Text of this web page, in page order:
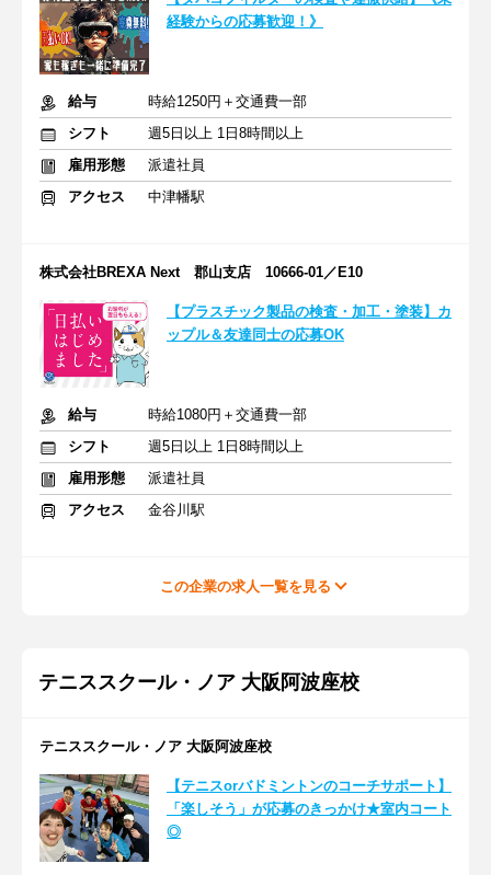
経験からの応募歓迎！》
給与
時給1250円＋交通費一部
シフト
週5日以上 1日8時間以上
雇用形態
派遣社員
アクセス
中津幡駅
株式会社BREXA Next 郡山支店 10666-01／E10
【プラスチック製品の検査・加工・塗装】カ
ップル＆友達同士の応募OK
給与
時給1080円＋交通費一部
シフト
週5日以上 1日8時間以上
雇用形態
派遣社員
アクセス
金谷川駅
この企業の求人一覧を見る
テニススクール・ノア 大阪阿波座校
テニススクール・ノア 大阪阿波座校
【テニスorバドミントンのコーチサポート】
「楽しそう」が応募のきっかけ★室内コート
◎